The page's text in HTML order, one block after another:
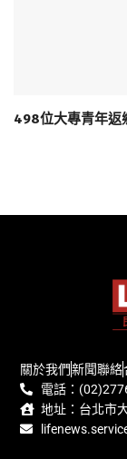
498位大專青年
關於我們新聞聯絡
電話：
地址：台北市